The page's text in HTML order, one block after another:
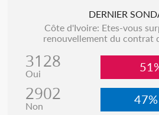
DERNIER
Côte d'Ivoire: Etes-vous
renouvellement du contrat
3128
Oui
2902
Non 47%